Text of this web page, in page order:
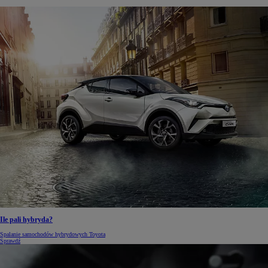
Ile pali hybryda?
Spalanie samochodów hybrydowych Toyota
Sprawdź